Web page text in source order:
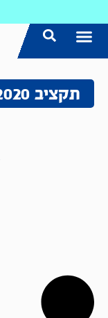
תקציב 2020